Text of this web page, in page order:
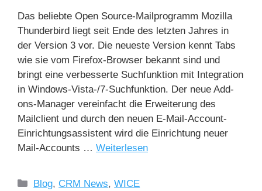
Das beliebte Open Source-Mailprogramm Mozilla
Thunderbird liegt seit Ende des letzten Jahres in
der Version 3 vor. Die neueste Version kennt Tabs
wie sie vom Firefox-Browser bekannt sind und
bringt eine verbesserte Suchfunktion mit Integration
in Windows-Vista-/7-Suchfunktion. Der neue Add-
ons-Manager vereinfacht die Erweiterung des
Mailclient und durch den neuen E-Mail-Account-
Einrichtungsassistent wird die Einrichtung neuer
Mail-Accounts … Weiterlesen
Blog, CRM News,WICE